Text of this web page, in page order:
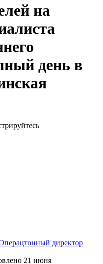
на
день в
директор
21 июня